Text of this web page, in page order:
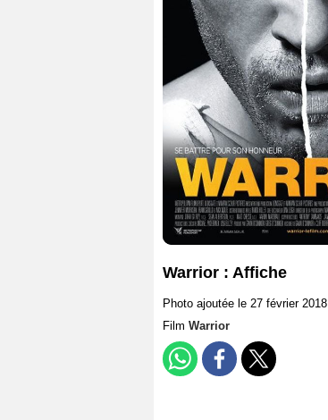
Warrior : Affiche
Photo ajoutée le 27 février 2018
Film Warrior